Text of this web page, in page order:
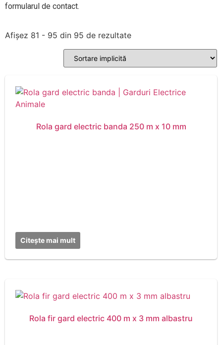
formularul de contact.
Afișez 81 - 95 din 95 de rezultate
Rola gard electric banda 250 m x 10 mm
Citește mai mult
Rola fir gard electric 400 m x 3 mm albastru